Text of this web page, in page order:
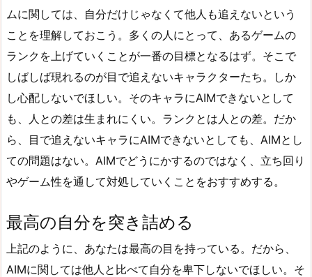
ムに関しては、自分だけじゃなくて他人も追えないという
ことを理解しておこう。多くの人にとって、あるゲームの
ランクを上げていくことが一番の目標となるはず。そこで
しばしば現れるのが目で追えないキャラクターたち。しか
し心配しないでほしい。そのキャラにAIMできないとして
も、人との差は生まれにくい。ランクとは人との差。だか
ら、目で追えないキャラにAIMできないとしても、AIMとし
ての問題はない。AIMでどうにかするのではなく、立ち回り
やゲーム性を通して対処していくことをおすすめする。
最高の自分を突き詰める
上記のように、あなたは最高の目を持っている。だから、
AIMに関しては他人と比べて自分を卑下しないでほしい。そ